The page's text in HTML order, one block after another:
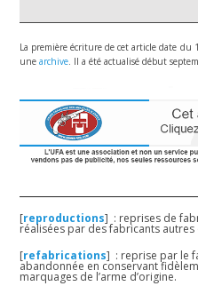
La première écriture de cet article date du 1
unearchive. Il a été actualisé début
[reproductions] : reprises de
réalisées par des fabricants
[refabrications] : reprise par le
abandonnée en conservant
marquages de l’arme d’origine.